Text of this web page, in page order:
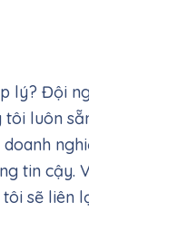
lý? Đội ngũ luật sư
luôn sẵn sàng
nghiệp với
tin cậy. Vui lòng để
sẽ liên lạc với bạn